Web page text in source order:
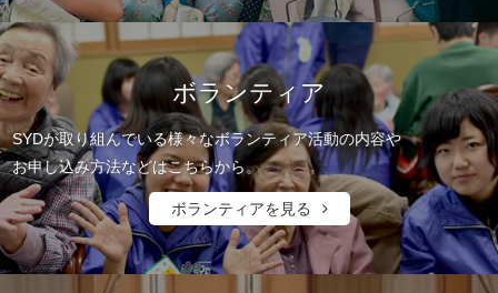
ボランティア
SYDが取り組んでいる様々なボランティア活動の内容や
お申し込み方法などはこちらから。
ボランティアを見る